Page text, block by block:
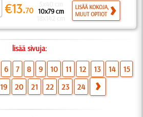
€13.70 10x79 cm
LISÄÄ KOKOJA,
MUUT OPTIOT
lisää sivuja:
6 7 8 9 10 11 12 13 14
15
19 20 21 22 23 24